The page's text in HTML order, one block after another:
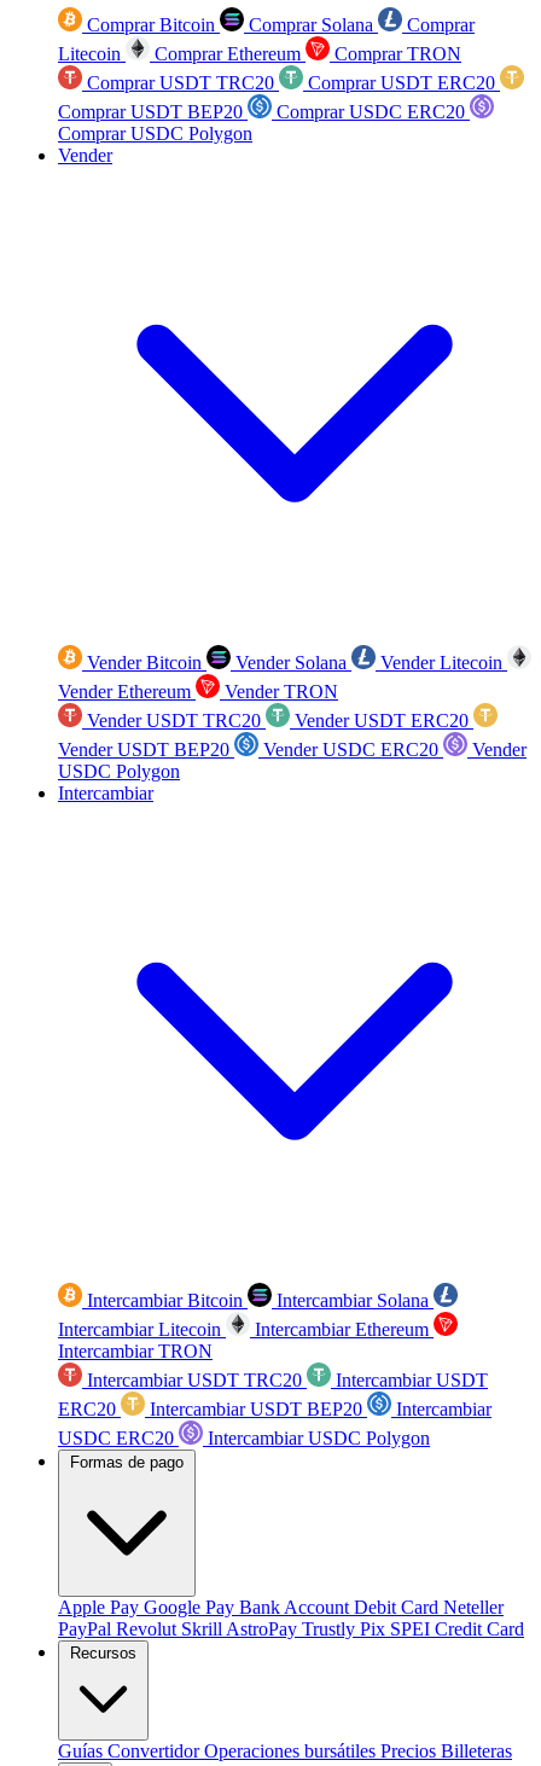
Comprar Bitcoin Comprar Solana
Comprar
Litecoin
Comprar Ethereum
Comprar TRON
Comprar USDT TRC20
Comprar USDT ERC20
Comprar USDT BEP20
Comprar USDC ERC20
Comprar USDC Polygon
Vender
Vender Bitcoin Vender Solana
Vender Litecoin
Vender Ethereum
Vender TRON
Vender USDT TRC20
Vender USDT ERC20
Vender USDT BEP20
Vender USDC ERC20
Vender
USDC Polygon
Intercambiar
Intercambiar Bitcoin
Intercambiar Solana
Intercambiar Litecoin
Intercambiar Ethereum
Intercambiar TRON
Intercambiar USDT TRC20
Intercambiar USDT
ERC20
Intercambiar USDT BEP20
Intercambiar
USDC ERC20
Intercambiar USDC Polygon
Formas de pago
Apple Pay Google Pay Bank Account Debit Card Neteller
PayPal Revolut Skrill AstroPay Trustly Pix SPEI Credit Card
Recursos
Guías ConvertidorOperaciones bursátiles Precios Billeteras